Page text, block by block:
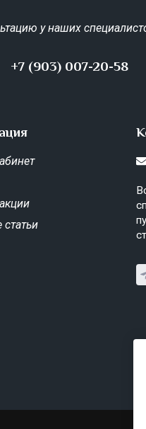
у наших
+7 (903) 007-20-58